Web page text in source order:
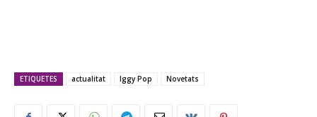
ETIQUETES actualitat Iggy Pop Novetats